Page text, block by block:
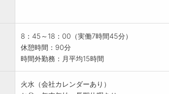
8：45～18：00（実働7時間45分）
休憩時間：90分
時間外勤務：月平均15時間
火水（会社カレンダーあり）